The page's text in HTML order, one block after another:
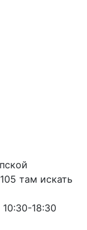
там искать
18:30